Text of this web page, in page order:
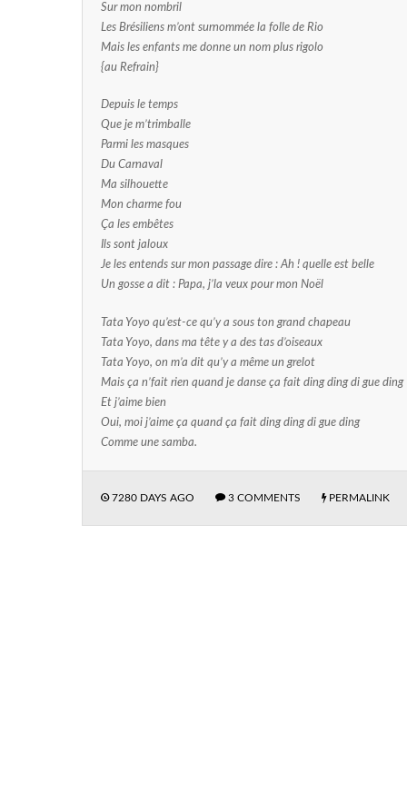
Sur mon nombril
Les Brésiliens m’ont surnommée la folle de Rio
Mais les enfants me donne un nom plus rigolo
{au Refrain}
Depuis le temps
Que je m’trimballe
Parmi les masques
Du Carnaval
Ma silhouette
Mon charme fou
Ça les embêtes
Ils sont jaloux
Je les entends sur mon passage dire : Ah ! quelle est belle
Un gosse a dit : Papa, j’la veux pour mon Noël
Tata Yoyo qu’est-ce qu’y a sous ton grand chapeau
Tata Yoyo, dans ma tête y a des tas d’oiseaux
Tata Yoyo, on m’a dit qu’y a même un grelot
Mais ça n’fait rien quand je danse ça fait ding ding di gue ding
Et j’aime bien
Oui, moi j’aime ça quand ça fait ding ding di gue ding
Comme une samba.
7280 DAYS AGO 3 COMMENTS PERMALINK